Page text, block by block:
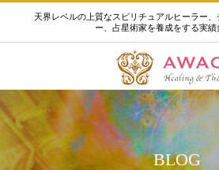
天界レベルの上質なスピリチュアルヒーラー
ー、占星術家を養成をする実績
BLOG